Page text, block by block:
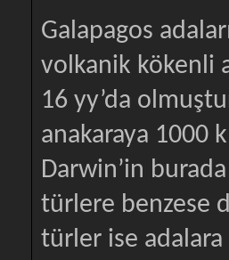
Galapagos
volkanik kökenli
16 yy’da
anakaraya 1000
Darwin’in burada
türlere benzese
türler ise